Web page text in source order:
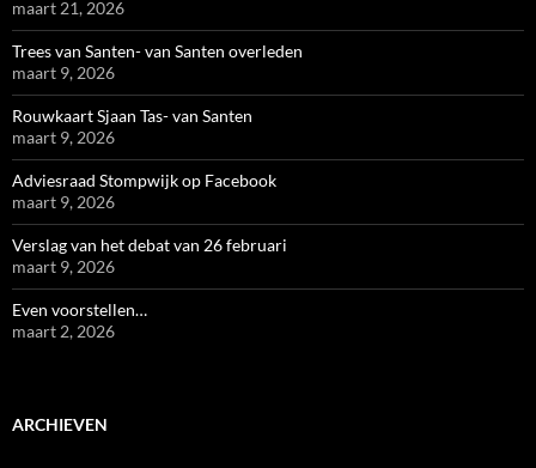
maart 21, 2026
Trees van Santen- van Santen overleden
maart 9, 2026
Rouwkaart Sjaan Tas- van Santen
maart 9, 2026
Adviesraad Stompwijk op Facebook
maart 9, 2026
Verslag van het debat van 26 februari
maart 9, 2026
Even voorstellen…
maart 2, 2026
ARCHIEVEN